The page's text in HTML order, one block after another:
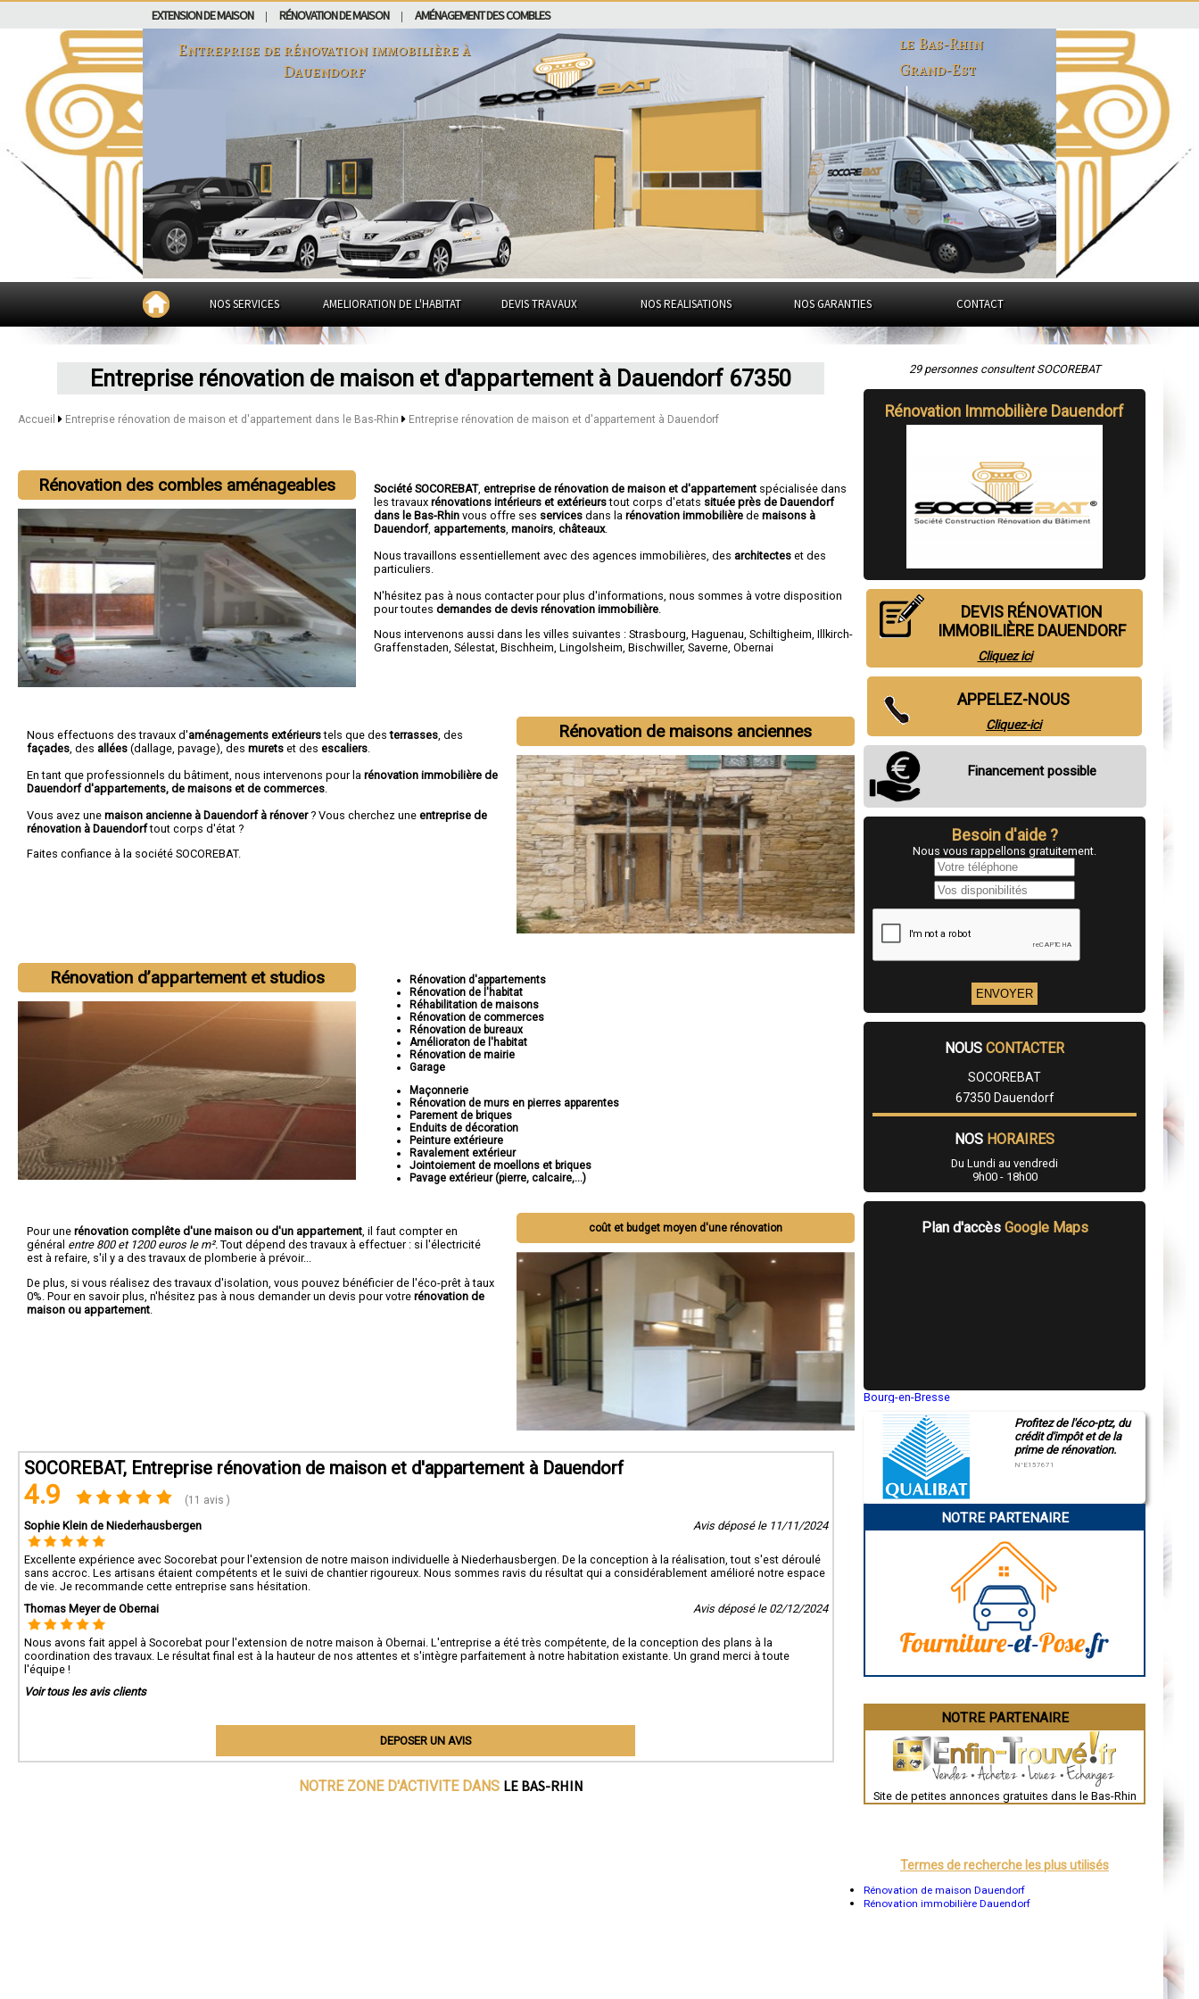
EXTENSION DE MAISON RÉNOVATION DE MAISON AMÉNAGEMENT DES COMBLES
Entreprise de rénovation immobilière à
Dauendorf
le Bas-Rhin
Grand-Est
NOS SERVICES AMELIORATION DE L'HABITAT DEVIS TRAVAUX NOS REALISATIONS NOS GARANTIES CONTACT
Entreprise rénovation de maison et d'appartement à Dauendorf 67350
Accueil Entreprise rénovation de maison et d'appartement dans le Bas-Rhin Entreprise rénovation de maison et d'appartement à Dauendorf
Rénovation des combles aménageables Société SOCOREBAT,entreprise de rénovation de maison et d'appartement spécialisée dans
les travauxrénovations intérieurs et extérieurstout corps d'etats située près de Dauendorf
dans le Bas-Rhinvous offre ses services dans larénovation immobilière demaisons à
Dauendorf, appartements ,manoirs ,châteaux.
Nous travaillons essentiellement avec des agences immobilières, des architectes et des
particuliers.
N'hésitez pas à nous contacter pour plus d'informations, nous sommes à votre disposition
pour toutesdemandes de devis rénovation immobilière
Nous intervenons aussi dans les villes suivantes :Strasbourg ,Haguenau ,Schiltigheim ,Illkirch-
Graffenstaden ,Sélestat ,Bischheim ,Lingolsheim ,Bischwiller,Saverne ,Obernai
Rénovation de maisons anciennes
Nous effectuons des travaux d'aménagements extérieurstels que desterrasses , des
façades , des allées (dallage, pavage), des murets et des escaliers
En tant que professionnels du bâtiment, nous intervenons pour la rénovation immobilière de
Dauendorf d'appartements, de maisons et de commerces
Vous avez une maison ancienne à Dauendorf à rénover? Vous cherchez une entreprise de
rénovation à Dauendorftout corps d'état ?
Faites confiance à la société SOCOREBAT.
Rénovation d’appartement et studios
Rénovation d'appartements
Rénovation de l'habitat
Réhabilitation de maisons
Rénovation de commerces
Rénovation de bureaux
Amélioraton de l'habitat
Rénovation de mairie
Garage
Maçonnerie
Rénovation de murs en pierres apparentes
Parement de briques
Enduits de décoration
Peinture extérieure
Ravalement extérieur
Jointoiement de moellons et briques
Pavage extérieur (pierre, calcaire,...)
coût et budget moyen d'une rénovation
Pour une rénovation complête d'une maison ou d'un appartement , il faut compter en
général entre 800 et 1200 euros le m². Tout dépend des travaux à effectuer : si l'électricité
est à refaire, s'il y a des travaux de plomberie à prévoir...
De plus, si vous réalisez des travaux d'isolation, vous pouvez bénéficier de l'éco-prêt à taux
0%. Pour en savoir plus, n'hésitez pas à nous demander un devis pour votre rénovation de
maison ou appartement
SOCOREBAT, Entreprise rénovation de maison et d'appartement à Dauendorf
4.9 (11 avis )
Sophie Klein de Niederhausbergen Avis déposé le 11/11/2024
Excellente expérience avec Socorebat pour l'extension de notre maison individuelle à Niederhausbergen. De la conception à la réalisation, tout s'est déroulé
sans accroc. Les artisans étaient compétents et le suivi de chantier rigoureux. Nous sommes ravis du résultat qui a considérablement amélioré notre espace
de vie. Je recommande cette entreprise sans hésitation.
Thomas Meyer de Obernai
Avis déposé le 02/12/2024
Nous avons fait appel à Socorebat pour l'extension de notre maison à Obernai. L'entreprise a été très compétente, de la conception des plans à la
coordination des travaux. Le résultat final est à la hauteur de nos attentes et s'intègre parfaitement à notre habitation existante. Un grand merci à toute
l'équipe !
Voir tous les avis clients
DEPOSER UN AVIS
NOTRE ZONE D'ACTIVITE DANS LE BAS-RHIN
29 personnes consultent SOCOREBAT
Rénovation Immobilière Dauendorf
DEVIS RÉNOVATION
IMMOBILIÈRE DAUENDORF
Cliquez ici
APPELEZ-NOUS
Cliquez-ici
Financement possible
Besoin d'aide ?
Nous vous rappellons gratuitement.
NOUS CONTACTER
SOCOREBAT
67350 Dauendorf
NOS HORAIRES
Du Lundi au vendredi
9h00 - 18h00
Plan d'accès Google Maps
Bourg-en-Bresse
Montluçon
Manosque
Gap
Charleville-Mézières
Pamiers
Narbonne
Brive-la-Gaillarde
Guéret
Besançon
Évreux
Chartres
Nîmes
Auch
Dole
Mont-de-Marsan
Profitez de l'éco-ptz, du
crédit d'impôt et de la
prime de rénovation.
N°E157671
NOTRE PARTENAIRE
NOTRE PARTENAIRE
Site de petites annonces gratuites dans le Bas-Rhin
Termes de recherche les plus utilisés
Rénovation de maison Dauendorf
Rénovation immobilière Dauendorf